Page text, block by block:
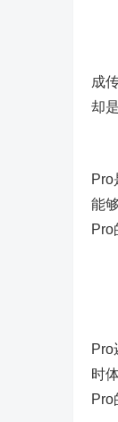
在
成
却
Pro
能
Pro
屏
Pro
时
Pro